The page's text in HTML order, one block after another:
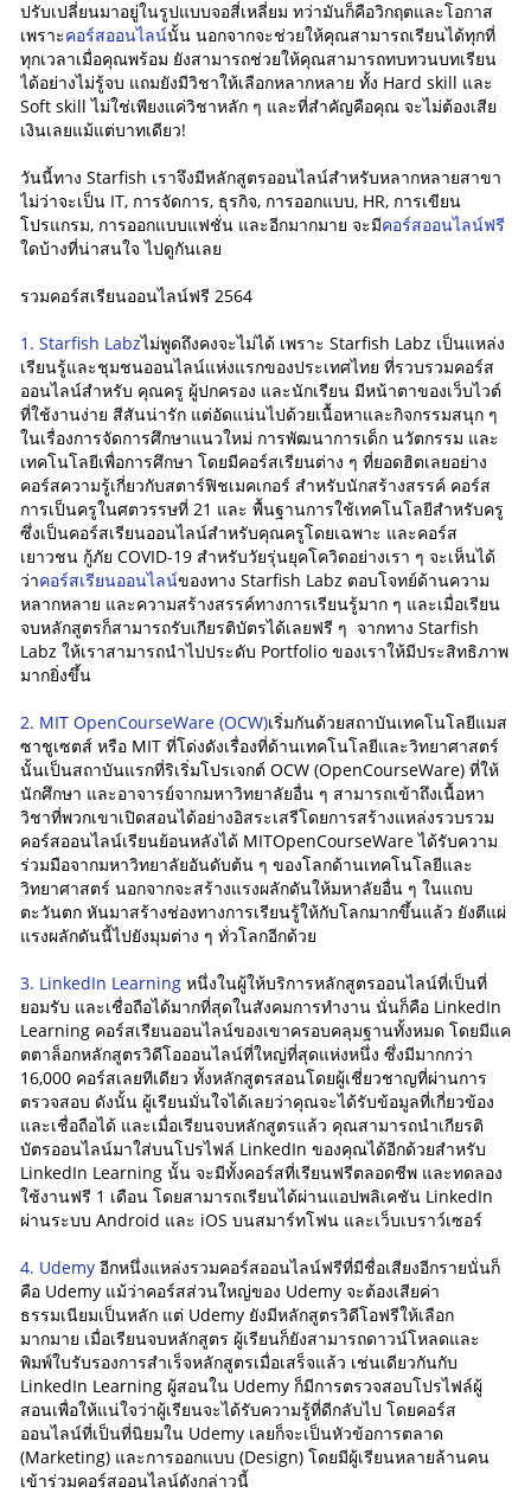
ปรับเปลี่ยนมาอยู่ในรูปแบบจอสี่เหลี่ยม ทว่ามันก็คือวิกฤตและโอกาส
เพราะคอร์สออนไลน์นั้น นอกจากจะช่วยให้คุณสามารถเรียนได้ทุกที่
ทุกเวลาเมื่อคุณพร้อม ยังสามารถช่วยให้คุณสามารถทบทวนบทเรียน
ได้อย่างไม่รู้จบ แถมยังมีวิชาให้เลือกหลากหลาย ทั้ง Hard skill และ
Soft skill ไม่ใช่เพียงแค่วิชาหลัก ๆ และที่สำคัญคือคุณ จะไม่ต้องเสีย
เงินเลยแม้แต่บาทเดียว!
วันนี้ทาง Starfish เราจึงมีหลักสูตรออนไลน์สำหรับหลากหลายสาขา
ไม่ว่าจะเป็น IT, การจัดการ, ธุรกิจ, การออกแบบ, HR, การเขียน
โปรแกรม, การออกแบบแฟชั่น และอีกมากมาย จะมีคอร์สออนไลน์ฟรี
ใดบ้างที่น่าสนใจ ไปดูกันเลย
รวมคอร์สเรียนออนไลน์ฟรี 2564
1. Starfish Labzไม่พูดถึงคงจะไม่ได้ เพราะ Starfish Labz เป็นแหล่ง
เรียนรู้และชุมชนออนไลน์แห่งแรกของประเทศไทย ที่รวบรวมคอร์ส
ออนไลน์สำหรับ คุณครู ผู้ปกครอง และนักเรียน มีหน้าตาของเว็บไวต์
ที่ใช้งานง่าย สีสันน่ารัก แต่อัดแน่นไปด้วยเนื้อหาและกิจกรรมสนุก ๆ
ในเรื่องการจัดการศึกษาแนวใหม่ การพัฒนาการเด็ก นวัตกรรม และ
เทคโนโลยีเพื่อการศึกษา โดยมีคอร์สเรียนต่าง ๆ ที่ยอดฮิตเลยอย่าง
คอร์สความรู้เกี่ยวกับสตาร์ฟิชเมคเกอร์ สำหรับนักสร้างสรรค์ คอร์ส
การเป็นครูในศตวรรษที่ 21 และ พื้นฐานการใช้เทคโนโลยีสำหรับครู
ซึ่งเป็นคอร์สเรียนออนไลน์สำหรับคุณครูโดยเฉพาะ และคอร์ส
เยาวชน กู้ภัย COVID-19 สำหรับวัยรุ่นยุคโควิดอย่างเรา ๆ จะเห็นได้
ว่าคอร์สเรียนออนไลน์ของทาง Starfish Labz ตอบโจทย์ด้านความ
หลากหลาย และความสร้างสรรค์ทางการเรียนรู้มาก ๆ และเมื่อเรียน
จบหลักสูตรก็สามารถรับเกียรติบัตรได้เลยฟรี ๆ จากทาง Starfish
Labz ให้เราสามารถนำไปประดับ Portfolio ของเราให้มีประสิทธิภาพ
มากยิ่งขึ้น
2. MIT OpenCourseWare (OCW)เริ่มกันด้วยสถาบันเทคโนโลยีแมส
ซาชูเซตส์ หรือ MIT ที่โด่งดังเรื่องที่ด้านเทคโนโลยีและวิทยาศาสตร์
นั้นเป็นสถาบันแรกที่ริเริ่มโปรเจกต์ OCW (OpenCourseWare) ที่ให้
นักศึกษา และอาจารย์จากมหาวิทยาลัยอื่น ๆ สามารถเข้าถึงเนื้อหา
วิชาที่พวกเขาเปิดสอนได้อย่างอิสระเสรีโดยการสร้างแหล่งรวบรวม
คอร์สออนไลน์เรียนย้อนหลังได้ MITOpenCourseWare ได้รับความ
ร่วมมือจากมหาวิทยาลัยอันดับต้น ๆ ของโลกด้านเทคโนโลยีและ
วิทยาศาสตร์ นอกจากจะสร้างแรงผลักดันให้มหาลัยอื่น ๆ ในแถบ
ตะวันตก หันมาสร้างช่องทางการเรียนรู้ให้กับโลกมากขึ้นแล้ว ยังตีแผ่
แรงผลักดันนี้ไปยังมุมต่าง ๆ ทั่วโลกอีกด้วย
3. LinkedIn Learning หนึ่งในผู้ให้บริการหลักสูตรออนไลน์ที่เป็นที่
ยอมรับ และเชื่อถือได้มากที่สุดในสังคมการทำงาน นั่นก็คือ LinkedIn
Learning คอร์สเรียนออนไลน์ของเขาครอบคลุมฐานทั้งหมด โดยมีแค
ตตาล็อกหลักสูตรวิดีโอออนไลน์ที่ใหญ่ที่สุดแห่งหนึ่ง ซึ่งมีมากกว่า
16,000 คอร์สเลยทีเดียว ทั้งหลักสูตรสอนโดยผู้เชี่ยวชาญที่ผ่านการ
ตรวจสอบ ดังนั้น ผู้เรียนมั่นใจได้เลยว่าคุณจะได้รับข้อมูลที่เกี่ยวข้อง
และเชื่อถือได้ และเมื่อเรียนจบหลักสูตรแล้ว คุณสามารถนำเกียรติ
บัตรออนไลน์มาใส่บนโปรไฟล์ LinkedIn ของคุณได้อีกด้วยสำหรับ
LinkedIn Learning นั้น จะมีทั้งคอร์สที่เรียนฟรีตลอดชีพ และทดลอง
ใช้งานฟรี 1 เดือน โดยสามารถเรียนได้ผ่านแอปพลิเคชัน LinkedIn
ผ่านระบบ Android และ iOS บนสมาร์ทโฟน และเว็บเบราว์เซอร์
4. Udemy อีกหนึ่งแหล่งรวมคอร์สออนไลน์ฟรีที่มีชื่อเสียงอีกรายนั่นก็
คือ Udemy แม้ว่าคอร์สส่วนใหญ่ของ Udemy จะต้องเสียค่า
ธรรมเนียมเป็นหลัก แต่ Udemy ยังมีหลักสูตรวิดีโอฟรีให้เลือก
มากมาย เมื่อเรียนจบหลักสูตร ผู้เรียนก็ยังสามารถดาวน์โหลดและ
พิมพ์ใบรับรองการสำเร็จหลักสูตรเมื่อเสร็จแล้ว เช่นเดียวกันกับ
LinkedIn Learning ผู้สอนใน Udemy ก็มีการตรวจสอบโปรไฟล์ผู้
สอนเพื่อให้แน่ใจว่าผู้เรียนจะได้รับความรู้ที่ดีกลับไป โดยคอร์ส
ออนไลน์ที่เป็นที่นิยมใน Udemy เลยก็จะเป็นหัวข้อการตลาด
(Marketing) และการออกแบบ (Design) โดยมีผู้เรียนหลายล้านคน
เข้าร่วมคอร์สออนไลน์ดังกล่าวนี้